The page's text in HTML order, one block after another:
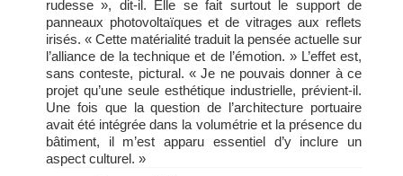
rudesse », dit-il. Elle se fait surtout le support de
panneaux photovoltaïques et de vitrages aux reflets
irisés. « Cette matérialité traduit la pensée actuelle sur
l’alliance de la technique et de l’émotion. » L’effet est,
sans conteste, pictural. « Je ne pouvais donner à ce
projet qu’une seule esthétique industrielle, prévient-il.
Une fois que la question de l’architecture portuaire
avait été intégrée dans la volumétrie et la présence du
bâtiment, il m’est apparu essentiel d’y inclure un
aspect culturel. »